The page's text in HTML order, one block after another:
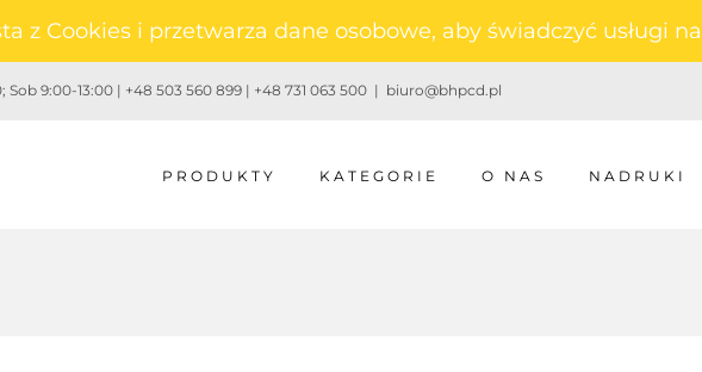
9:00-13:00 | +48 503 560 899 | +48 731 063 500 | biuro@bhpcd.pl
PRODUKTY KATEGORIE O NAS NADRUKI
z Cookies i przetwarza dane osobowe, aby świadczyć usługi